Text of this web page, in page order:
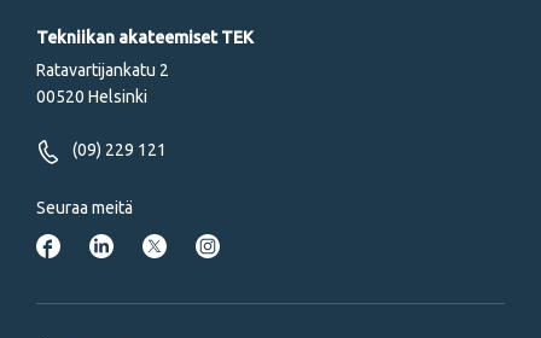
Tekniikan akateemiset TEK
Ratavartijankatu 2
00520 Helsinki
(09) 229 121
Seuraa meitä